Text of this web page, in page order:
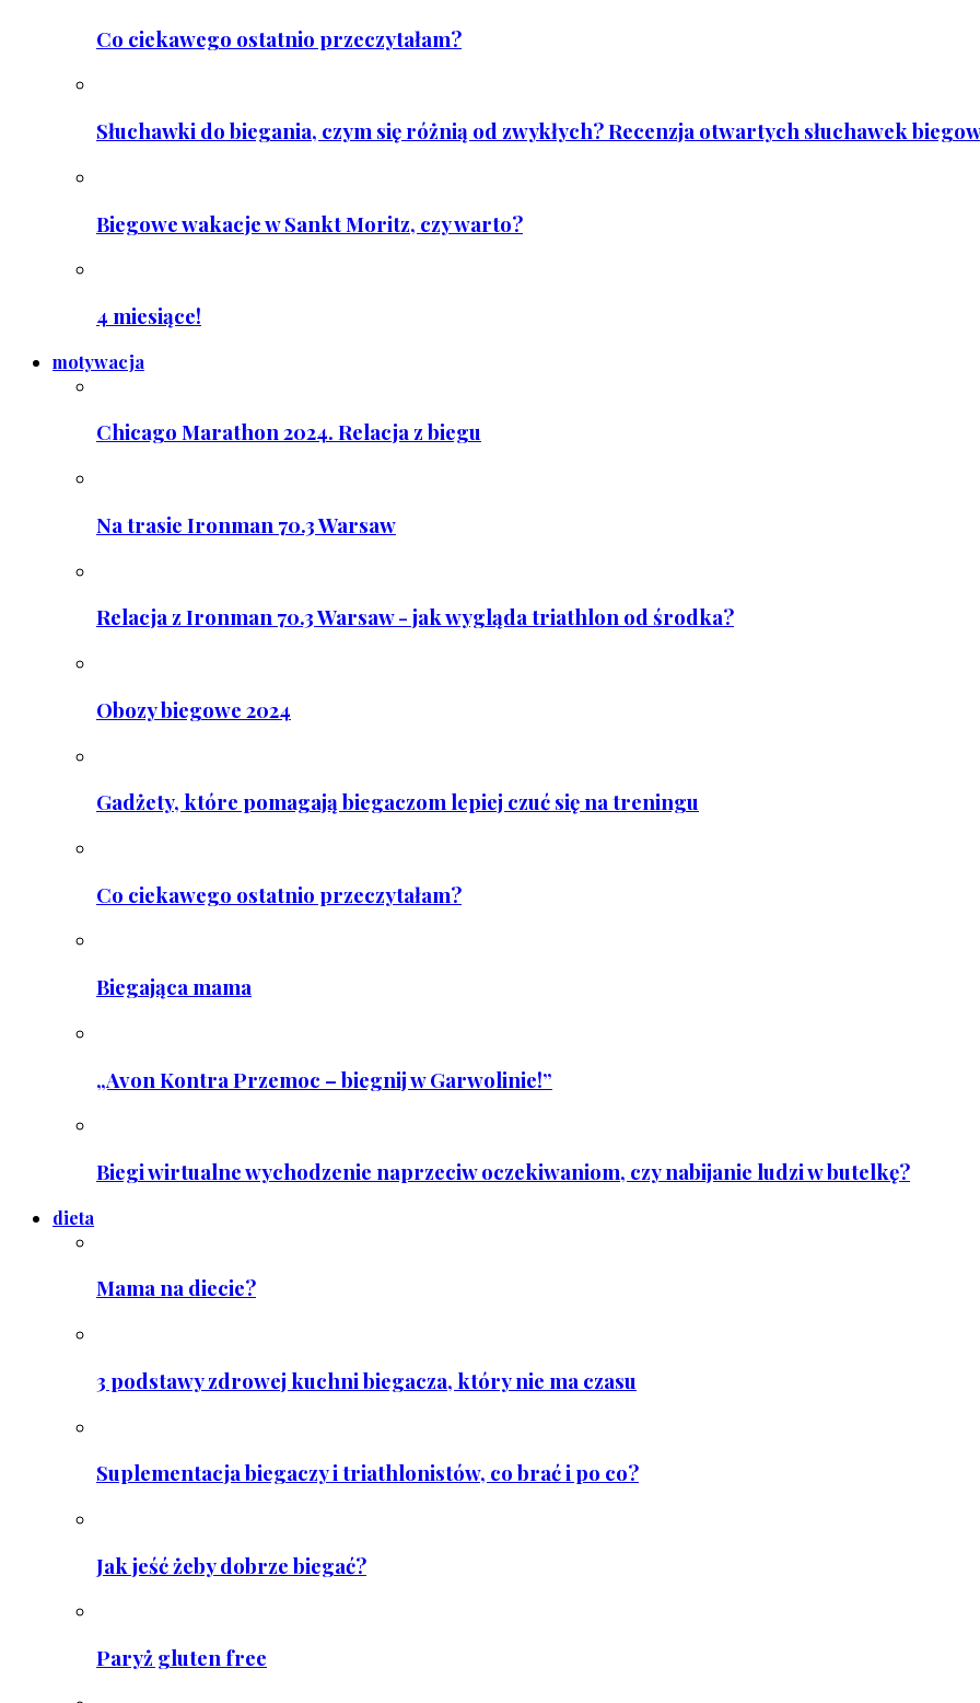
Co ciekawego ostatnio przeczytałam?
Słuchawki do biegania, czym się różnią od zwykłych? Recenzja otwartych słuchawek
Biegowe wakacje w Sankt Moritz, czy warto?
4 miesiące!
motywacja
Chicago Marathon 2024. Relacja z biegu
Na trasie Ironman 70.3 Warsaw
Relacja z Ironman 70.3 Warsaw - jak wygląda triathlon od środka?
Obozy biegowe 2024
Gadżety, które pomagają biegaczom lepiej czuć się na treningu
Co ciekawego ostatnio przeczytałam?
Biegająca mama
„Avon Kontra Przemoc – biegnij w Garwolinie!”
Biegi wirtualne wychodzenie naprzeciw oczekiwaniom, czy nabijanie ludzi w butelkę?
dieta
Mama na diecie?
3 podstawy zdrowej kuchni biegacza, który nie ma czasu
Suplementacja biegaczy i triathlonistów, co brać i po co?
Jak jeść żeby dobrze biegać?
Paryż gluten free